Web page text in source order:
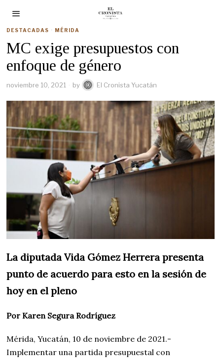
DESTACADAS · MÉRIDA
MC exige presupuestos con
enfoque de género
noviembre 10, 2021 by El Cronista Yucatán
La diputada Vida Gómez Herrera presenta
punto de acuerdo para esto en la sesión de
hoy en el pleno
Por Karen Segura Rodríguez
Mérida, Yucatán, 10 de noviembre de 2021.-
Implementar una partida presupuestal con